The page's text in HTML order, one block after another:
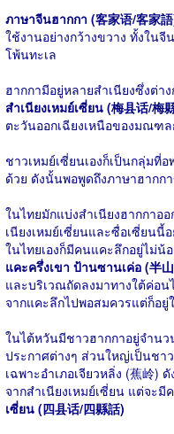
ภาษาจีนฮากกา (客家语/客家
ใช้งานอย่างกว้างขวาง ทั้งใน
โพ้นทะเล
ฮากกามีอยู่หลายสำเนียงซึ่งต่
สำเนียงเหมย์เซี่ยน (梅县话/梅
ตะวันออกเฉียงเหนือของมณฑล
ชาวเหมย์เซี่ยนเองก็เป็นกลุ่มที่
ด้วย ดังนั้นพอพูดถึงภาษาฮากก
ในไทยมักแบ่งสำเนียงฮากกาอ
เนียงเหมย์เซี่ยนและซื่อเซี่ยนนี้
ในไทยเองก็มีคนแคะลึกอยู่ไม่
แคะครึ่งเขา ป้านซานเค่อ (半
และบริเวณถัดลงมาทางใต้ค่อน
จากแคะลึกไปพอสมควรแต่ก็อยู่
ในไต้หวันมีชาวฮากกาอยู่จำน
ประกาศต่างๆ ส่วนใหญ่เป็นชา
เฉพาะอำเภอเจียวหลิ่ง (蕉岭)
จากสำเนียงเหมย์เซี่ยน แต่จะมี
เซี่ยน (四县话/四縣話)